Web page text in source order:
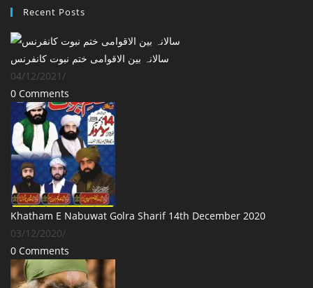
Recent Posts
‎سالانہ بین الاقوامی ختم نبوت کانفرنس
04/12/2021 /
0 Comments
Khatham E Nabuwat Golra Sharif 14th December 2020
03/12/2020/
0 Comments